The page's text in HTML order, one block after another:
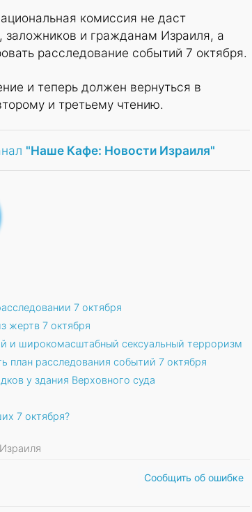
комиссия не даст
и гражданам Израиля, а
расследование событий 7 октября.
и теперь должен вернуться в
и третьему чтению.
"Наше Кафе: Новости Израиля"
7 октября
жертв 7 октября
и широкомасштабный сексуальный терроризм
план расследования событий 7 октября
у здания Верховного суда
7 октября?
Сообщить об ошибке